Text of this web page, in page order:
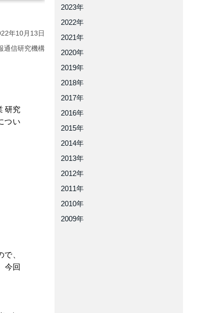
年10月13日
通信研究機構
研究
つい
、
今回
2023年
2022年
2021年
2020年
2019年
2018年
2017年
2016年
2015年
2014年
2013年
2012年
2011年
2010年
2009年